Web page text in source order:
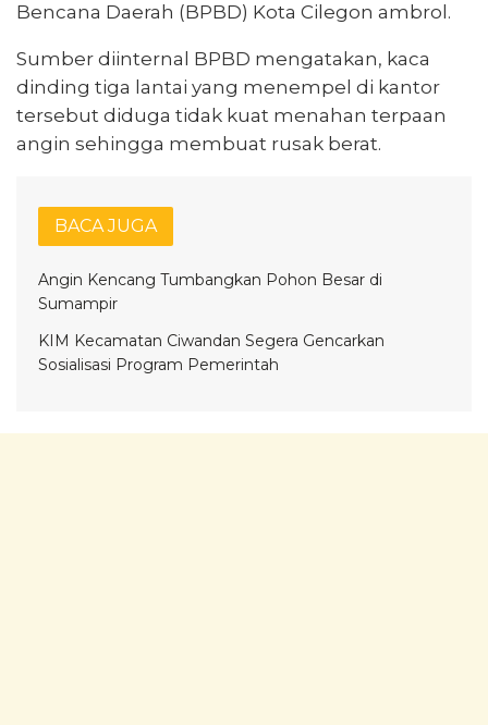
Bencana Daerah (BPBD) Kota Cilegon ambrol.
Sumber diinternal BPBD mengatakan, kaca
dinding tiga lantai yang menempel di kantor
tersebut diduga tidak kuat menahan terpaan
angin sehingga membuat rusak berat.
BACA JUGA
Angin Kencang Tumbangkan Pohon Besar di
Sumampir
KIM Kecamatan Ciwandan Segera Gencarkan
Sosialisasi Program Pemerintah